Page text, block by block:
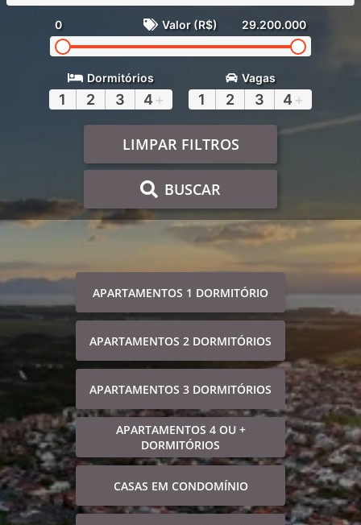
0 Valor (R$) 29.200.000
Dormitórios
1 2 3 4 +
Vagas
1 2 3 4 +
LIMPAR FILTROS
BUSCAR
APARTAMENTOS 1 DORMITÓRIO
APARTAMENTOS 2 DORMITÓRIOS
APARTAMENTOS 3 DORMITÓRIOS
APARTAMENTOS 4 OU +
DORMITÓRIOS
CASAS EM CONDOMÍNIO